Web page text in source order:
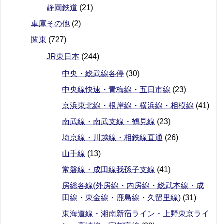
静岡鉄道 (21)
車庫その他 (2)
関東 (727)
JR東日本 (244)
中央・総武線各停 (30)
中央線快速・青梅線・五日市線 (23)
京浜東北線・根岸線・横浜線・相模線 (41)
南武線・南武支線・鶴見線 (23)
埼京線・川越線・相鉄線直通 (26)
山手線 (13)
常磐線・成田線我孫子支線 (41)
房総各線(外房線・内房線・総武本線・成
田線・東金線・鹿島線・久留里線) (31)
東海道線・湘南新宿ライン・上野東京ライ